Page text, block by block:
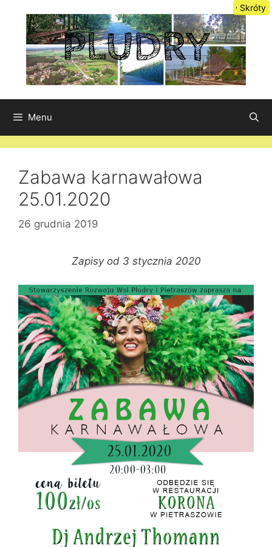
Skróty
Menu
Zabawa karnawałowa
25.01.2020
26 grudnia 2019
Zapisy od 3 stycznia 2020